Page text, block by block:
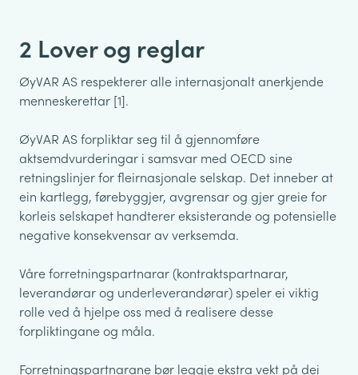
2 Lover og reglar
ØyVAR AS respekterer alle internasjonalt anerkjende
menneskerettar [1].
ØyVAR AS forpliktar seg til å gjennomføre
aktsemdvurderingar i samsvar med OECD sine
retningslinjer for fleirnasjonale selskap. Det inneber at
ein kartlegg, førebyggjer, avgrensar og gjer greie for
korleis selskapet handterer eksisterande og potensielle
negative konsekvensar av verksemda.
Våre forretningspartnarar (kontraktspartnarar,
leverandørar og underleverandørar) speler ei viktig
rolle ved å hjelpe oss med å realisere desse
forpliktingane og måla.
Forretningspartnarane bør leggje ekstra vekt på dei